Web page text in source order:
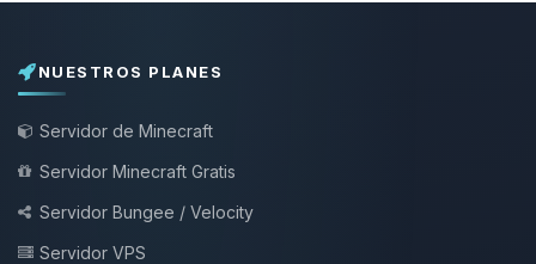
NUESTROS PLANES
Servidor de Minecraft
Servidor Minecraft Gratis
Servidor Bungee / Velocity
Servidor VPS